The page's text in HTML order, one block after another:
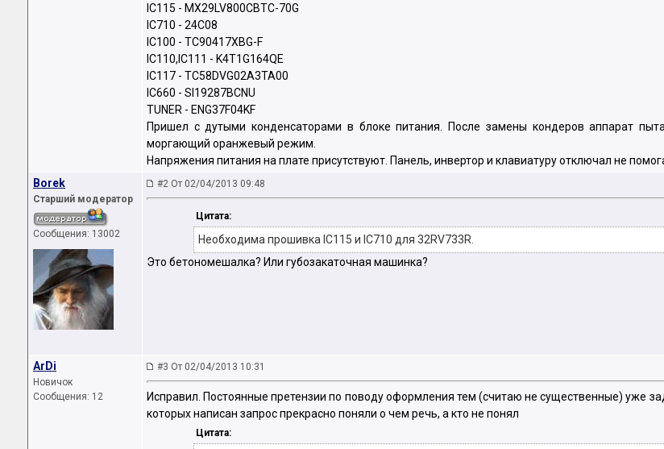
IC115 - MX29LV800CBTC-70G
IC710 - 24C08
IC100 - TC90417XBG-F
IC110,IC111 - K4T1G164QE
IC117 - TC58DVG02A3TA00
IC660 - SI19287BCNU
TUNER - ENG37F04KF
Пришел с дутыми конденсаторами в блоке питания. После замены кондеров аппарат
моргающий оранжевый режим.
Напряжения питания на плате присутствуют. Панель, инвертор и клавиатуру отключал не
Borek
Старший модератор
Сообщения: 13002
#2 От 02/04/2013 09:48
Цитата:
Необходима прошивка IC115 и IC710 для 32RV733R.
Это бетономешалка? Или губозакаточная машинка?
ArDi
Новичок
Сообщения: 12
#3 От 02/04/2013 10:31
Исправил. Постоянные претензии по поводу оформления тем (считаю не существенные) уже
которых написан запрос прекрасно поняли о чем речь, а кто не понял
Цитата: